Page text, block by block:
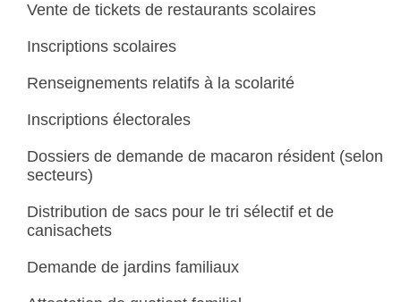
Vente de tickets de restaurants scolaires
Inscriptions scolaires
Renseignements relatifs à la scolarité
Inscriptions électorales
Dossiers de demande de macaron résident (selon
secteurs)
Distribution de sacs pour le tri sélectif et de
canisachets
Demande de jardins familiaux